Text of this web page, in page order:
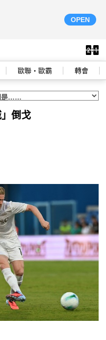
OPEN
歐聯‧歐霸 轉會
倒戈